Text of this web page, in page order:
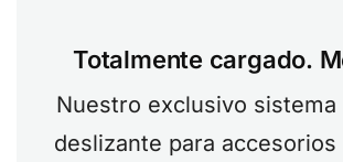
Totalmente cargado.
Nuestro exclusivo
deslizante para accesorios